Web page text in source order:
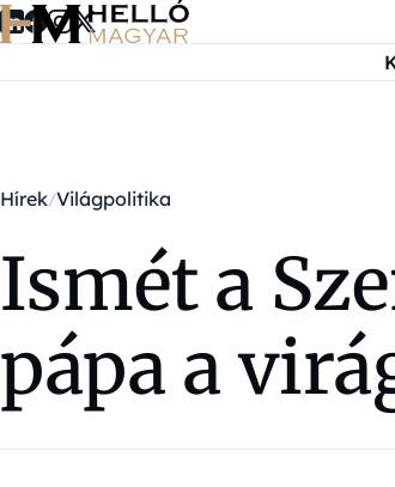
Ugrás a tartalomra
Hírek Világpolitika
Ismét a
pápa a